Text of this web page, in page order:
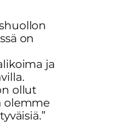
on
ja
ollut
olemme